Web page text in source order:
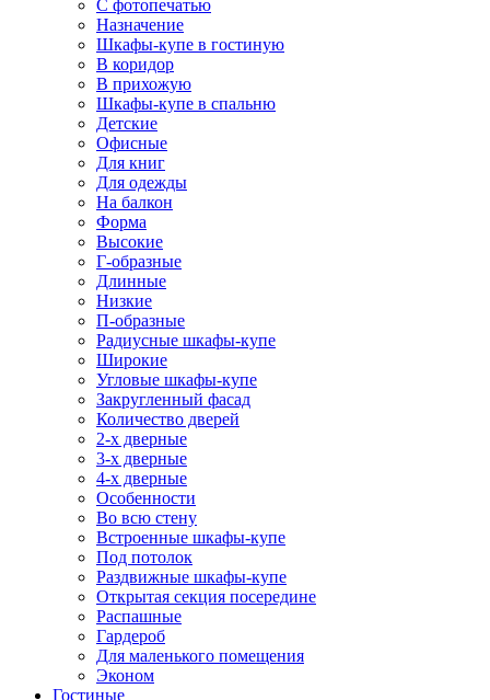
С фотопечатью
Назначение
Шкафы-купе в гостиную
В коридор
В прихожую
Шкафы-купе в спальню
Детские
Офисные
Для книг
Для одежды
На балкон
Форма
Высокие
Г-образные
Длинные
Низкие
П-образные
Радиусные шкафы-купе
Широкие
Угловые шкафы-купе
Закругленный фасад
Количество дверей
2-х дверные
3-х дверные
4-х дверные
Особенности
Во всю стену
Встроенные шкафы-купе
Под потолок
Раздвижные шкафы-купе
Открытая секция посередине
Распашные
Гардероб
Для маленького помещения
Эконом
Гостиные